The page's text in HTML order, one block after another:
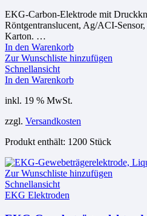
EKG-Carbon-Elektrode mit
Röntgentranslucent, Ag/ACI-
Karton. …
In den Warenkorb
Zur Wunschliste hinzufügen
Schnellansicht
In den Warenkorb
inkl. 19 % MwSt.
zzgl. Versandkosten
Produkt enthält: 1200 Stück
Zur Wunschliste hinzufügen
Schnellansicht
EKG Elektroden